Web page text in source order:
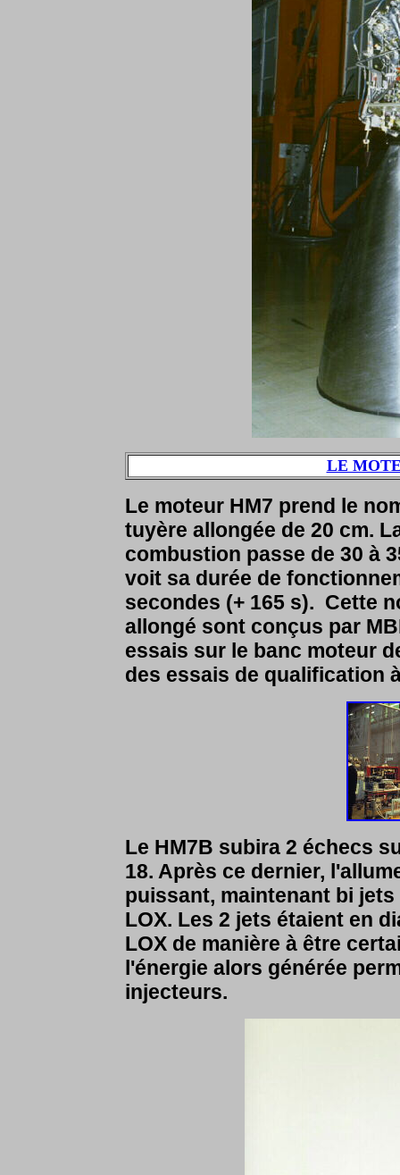
LE
Le moteur HM7 prend le
tuyère allongée de 20 cm.
combustion passe de 30 à
voit sa durée de
secondes (+ 165 s). Cette
allongé sont conçus par
essais sur le banc moteur
des essais de qualification
Le HM7B subira 2 échecs
18. Après ce dernier,
puissant, maintenant bi
LOX. Les 2 jets étaient en
LOX de manière à être
l'énergie alors générée
injecteurs.